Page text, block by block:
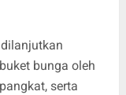
bunga oleh
serta